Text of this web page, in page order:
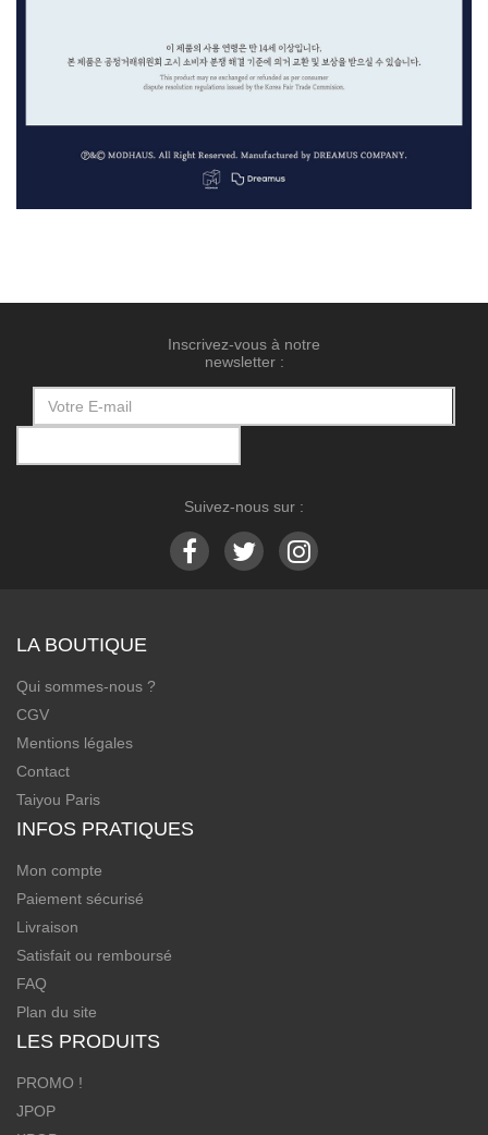
Inscrivez-vous à notre
newsletter :
Suivez-nous sur :
LA BOUTIQUE
Qui sommes-nous ?
CGV
Mentions légales
Contact
Taiyou Paris
INFOS PRATIQUES
Mon compte
Paiement sécurisé
Livraison
Satisfait ou remboursé
FAQ
Plan du site
LES PRODUITS
PROMO !
JPOP